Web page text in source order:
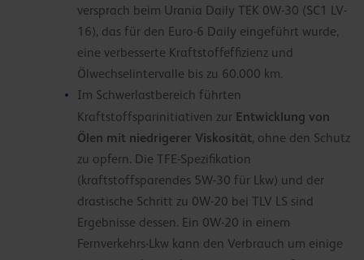
versprach beim Urania Daily TEK 0W-30 (SC1 LV-
16), das für den Euro-6 Daily eingeführt wurde,
eine verbesserte Kraftstoffeffizienz und
Ölwechselintervalle bis zu 60.000 km.
Im Schwerlastbereich führten
Kraftstoffsparinitiativen zur Entwicklung von
Ölen mit niedrigerer Viskosität, ohne den Schutz
zu opfern. Die TFE-Spezifikation
(kraftstoffsparendes 5W-30 für Lkw) und der
drastische Schritt zu 0W-20 bei TLV LS sind
Ergebnisse dessen. Ein 0W-20 in einem
Fernverkehrs-Lkw kann den Verbrauch um einige